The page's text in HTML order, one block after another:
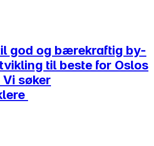
god og bærekraftig by-
til beste for Oslos
søker